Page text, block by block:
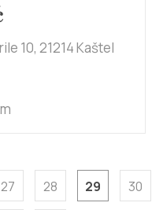
10, 21214 Kaštel
27 28 29 30